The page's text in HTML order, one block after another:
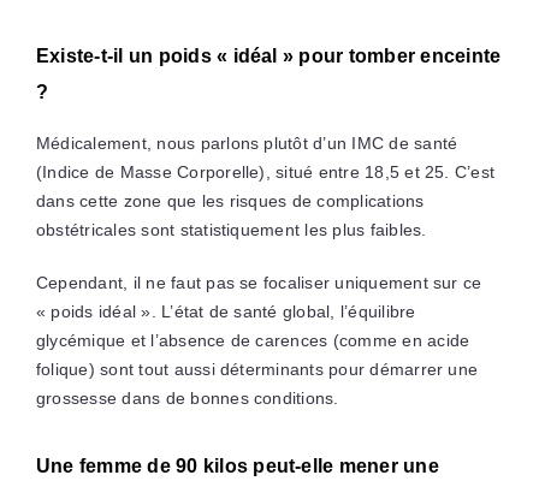
Existe-t-il un poids « idéal » pour tomber enceinte
?
Médicalement, nous parlons plutôt d’un IMC de santé
(Indice de Masse Corporelle), situé entre 18,5 et 25. C’est
dans cette zone que les risques de complications
obstétricales sont statistiquement les plus faibles.
Cependant, il ne faut pas se focaliser uniquement sur ce
« poids idéal ». L’état de santé global, l’équilibre
glycémique et l’absence de carences (comme en acide
folique) sont tout aussi déterminants pour démarrer une
grossesse dans de bonnes conditions.
Une femme de 90 kilos peut-elle mener une